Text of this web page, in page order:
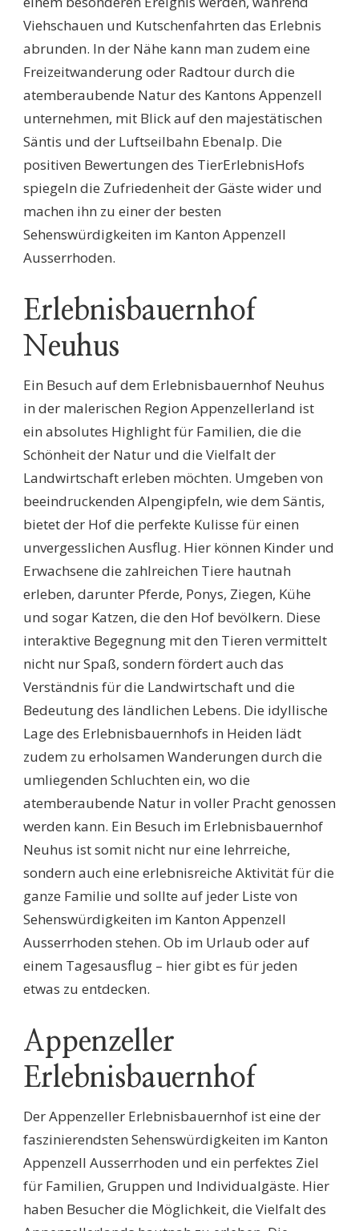
Viehschauen und Kutschenfahrten das Erlebnis
abrunden. In der Nähe kann man zudem eine
Freizeitwanderung oder Radtour durch die
atemberaubende Natur des Kantons Appenzell
unternehmen, mit Blick auf den majestätischen
Säntis und der Luftseilbahn Ebenalp. Die
positiven Bewertungen des TierErlebnisHofs
spiegeln die Zufriedenheit der Gäste wider und
machen ihn zu einer der besten
Sehenswürdigkeiten im Kanton Appenzell
Ausserrhoden.
Erlebnisbauernhof
Neuhus
Ein Besuch auf dem Erlebnisbauernhof Neuhus
in der malerischen Region Appenzellerland ist
ein absolutes Highlight für Familien, die die
Schönheit der Natur und die Vielfalt der
Landwirtschaft erleben möchten. Umgeben von
beeindruckenden Alpengipfeln, wie dem Säntis,
bietet der Hof die perfekte Kulisse für einen
unvergesslichen Ausflug. Hier können Kinder und
Erwachsene die zahlreichen Tiere hautnah
erleben, darunter Pferde, Ponys, Ziegen, Kühe
und sogar Katzen, die den Hof bevölkern. Diese
interaktive Begegnung mit den Tieren vermittelt
nicht nur Spaß, sondern fördert auch das
Verständnis für die Landwirtschaft und die
Bedeutung des ländlichen Lebens. Die idyllische
Lage des Erlebnisbauernhofs in Heiden lädt
zudem zu erholsamen Wanderungen durch die
umliegenden Schluchten ein, wo die
atemberaubende Natur in voller Pracht genossen
werden kann. Ein Besuch im Erlebnisbauernhof
Neuhus ist somit nicht nur eine lehrreiche,
sondern auch eine erlebnisreiche Aktivität für die
ganze Familie und sollte auf jeder Liste von
Sehenswürdigkeiten im Kanton Appenzell
Ausserrhoden stehen. Ob im Urlaub oder auf
einem Tagesausflug – hier gibt es für jeden
etwas zu entdecken.
Appenzeller
Erlebnisbauernhof
Der Appenzeller Erlebnisbauernhof ist eine der
faszinierendsten Sehenswürdigkeiten im Kanton
Appenzell Ausserrhoden und ein perfektes Ziel
für Familien, Gruppen und Individualgäste. Hier
haben Besucher die Möglichkeit, die Vielfalt des